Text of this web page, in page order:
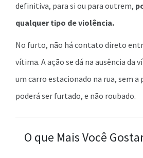
definitiva, para si ou para outrem,
qualquer tipo de violência.
No furto, não há contato direto
vítima. A ação se dá na ausência da
um carro estacionado na rua, sem a
poderá ser furtado, e não roubado.
O que Mais Você